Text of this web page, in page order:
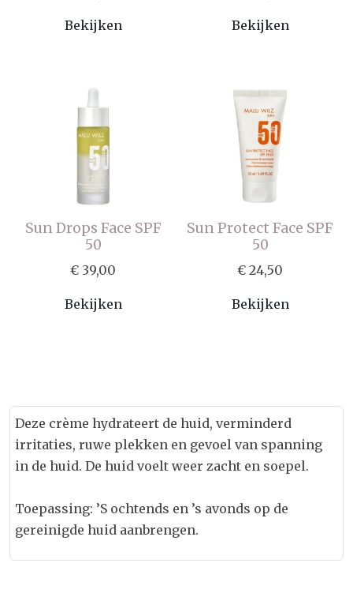
Bekijken Bekijken
Sun Drops Face SPF
50
€ 39,00
Bekijken
Sun Protect Face SPF
50
€ 24,50
Bekijken
Deze crème hydrateert de huid, verminderd
irritaties, ruwe plekken en gevoel van spanning
in de huid. De huid voelt weer zacht en soepel.
Toepassing: ’S ochtends en ’s avonds op de
gereinigde huid aanbrengen.